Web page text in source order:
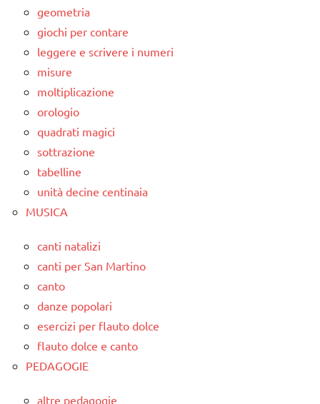
geometria
giochi per contare
leggere e scrivere i numeri
misure
moltiplicazione
orologio
quadrati magici
sottrazione
tabelline
unità decine centinaia
MUSICA
canti natalizi
canti per San Martino
canto
danze popolari
esercizi per flauto dolce
flauto dolce e canto
PEDAGOGIE
altre pedagogie